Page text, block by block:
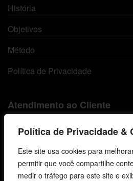
Política de Privacidade &
Este site usa cookies para
permitir que você compartilhe
medir o tráfego para este site e
História
Objetivos
Método
Política de Privacidade
Atendimento ao Cliente
Livraria
Minha conta
Carrinho